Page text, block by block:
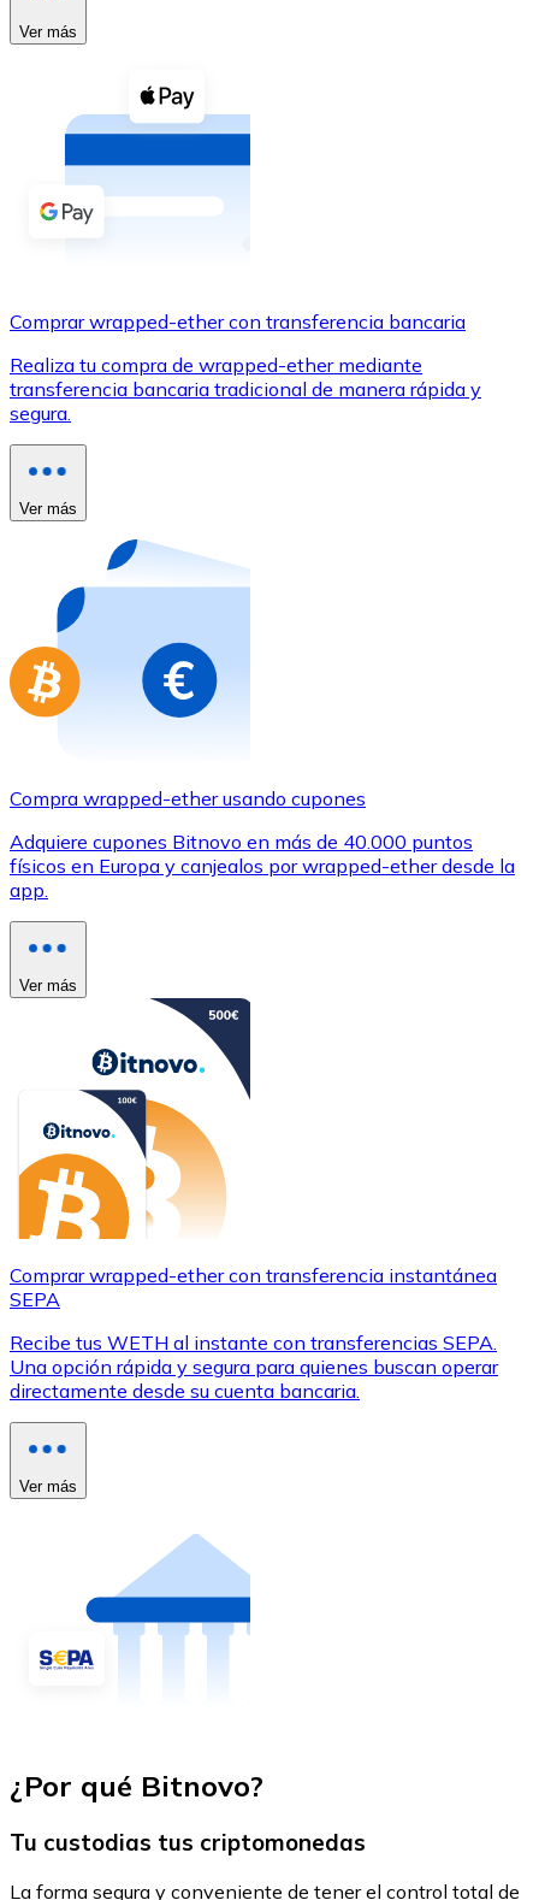
Ver todo
Compra criptomonedas con efectivo en tu tienda más
Comprar con efectivo
Transferencia SEPA
Utiliza tarjetas Visa y Mastercard para comprar
Comprar con tarjeta
Tienda - Tarjetas regalo
Nuevo
Compra tarjetas regalo de tus marcas favoritas con
Ir a la tienda de tarjetas regalo
Ver más
Comprar wrapped-ether con transferencia bancaria
Realiza tu compra de wrapped-ether mediante
transferencia bancaria tradicional de manera rápida y
segura.
Ver más
Compra wrapped-ether usando cupones
Adquiere cupones Bitnovo en más de 40.000 puntos
físicos en Europa y canjealos por wrapped-ether desde la
app.
Ver más
Comprar wrapped-ether con transferencia instantánea
SEPA
Recibe tus WETH al instante con transferencias SEPA.
Una opción rápida y segura para quienes buscan operar
directamente desde su cuenta bancaria.
Ver más
¿Por qué Bitnovo?
Tu custodias tus criptomonedas
La forma segura y conveniente de tener el control total de